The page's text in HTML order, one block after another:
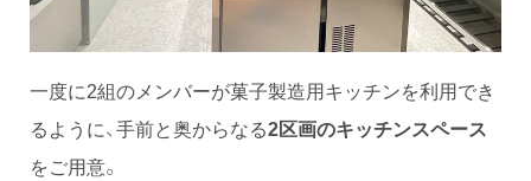
一度に2組のメンバーが菓子製造用キッチンを利用でき
るように、手前と奥からなる2区画のキッチンスペース
をご用意。